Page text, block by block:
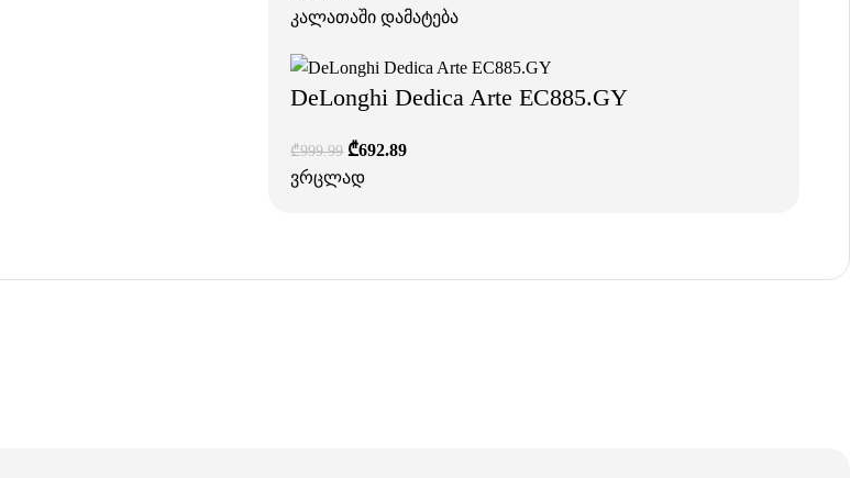
კალათაში დამატება
DeLonghi Dedica Arte EC885.GY
₾999.99 ₾692.89
ვრცლად